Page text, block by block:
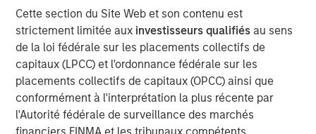
Cette section du Site Web et son contenu est
strictement limitée aux investisseurs qualifiésau sens
de la loi fédérale sur les placements collectifs de
capitaux (LPCC) et l'ordonnance fédérale sur les
placements collectifs de capitaux (OPCC) ainsi que
conformément à l'interprétation la plus récente par
l'Autorité fédérale de surveillance des marchés
Mesa West Capital (“Mesa West”), the private U.S. real
estate credit arm of Morgan Stanley Investment
Management, today announced it has raised ~$1.37
billion for Mesa West Real Estate Income Fund V, L.P.
(“Fund V” or the “Fund”), exceeding Mesa West’s original
$1.0 billion fundraising target for the Fund. Fund V is the
latest and largest in Mesa West’s closed-end value-add
series, which was established in 2005, and is the first